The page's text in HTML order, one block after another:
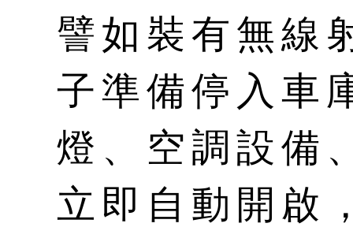
譬如裝有無線
子準備停入車
燈、空調設備
立即自動開啟